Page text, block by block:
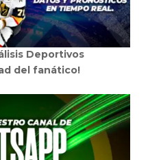
Deportivos
del fanático!